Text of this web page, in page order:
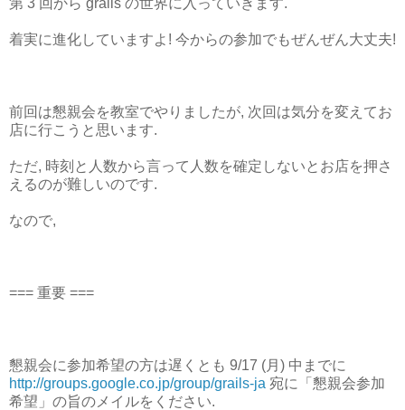
着実に進化していますよ! 今からの参加でもぜんぜん大丈夫!
前回は懇親会を教室でやりましたが, 次回は気分を変えてお
店に行こうと思います.
ただ, 時刻と人数から言って人数を確定しないとお店を押さ
えるのが難しいのです.
なので,
=== 重要 ===
懇親会に参加希望の方は遅くとも 9/17 (月) 中までに
http://groups.google.co.jp/group/grails-ja 宛に「懇親会参加
希望」の旨のメイルをください.